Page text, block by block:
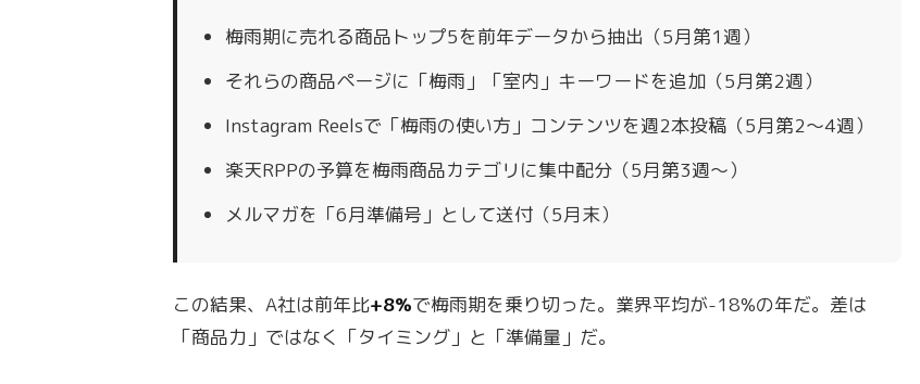
梅雨期に売れる商品トップ5を前年データから抽出（5月第1週）
それらの商品ページに「梅雨」「室内」キーワードを追加（5月第2週）
Instagram Reelsで「梅雨の使い方」コンテンツを週2本投稿（5月第2〜4週）
楽天RPPの予算を梅雨商品カテゴリに集中配分（5月第3週〜）
メルマガを「6月準備号」として送付（5月末）
この結果、A社は前年比+8%で梅雨期を乗り切った。業界平均が-18%の年だ。差は
「商品力」ではなく「タイミング」と「準備量」だ。